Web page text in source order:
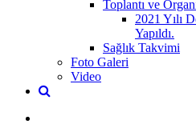
Toplantı ve
2021 Yılı
Yapıldı.
Sağlık Takvimi
Foto Galeri
Video